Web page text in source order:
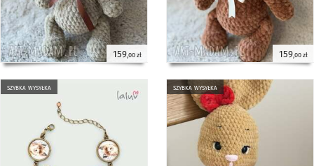
159,00 zł 159,00 zł
szybka wysyłka szybka wysyłka